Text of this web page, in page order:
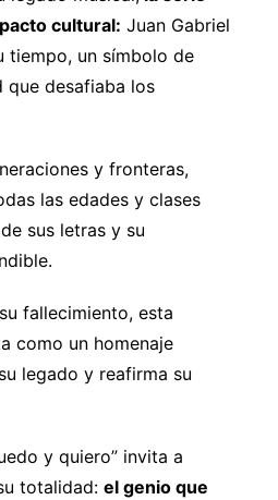
cultural: Juan Gabriel
tiempo, un símbolo de
desafiaba los
y fronteras,
las edades y clases
sus letras y su
fallecimiento, esta
como un homenaje
legado y reafirma su
y quiero” invita a
totalidad: el genio que